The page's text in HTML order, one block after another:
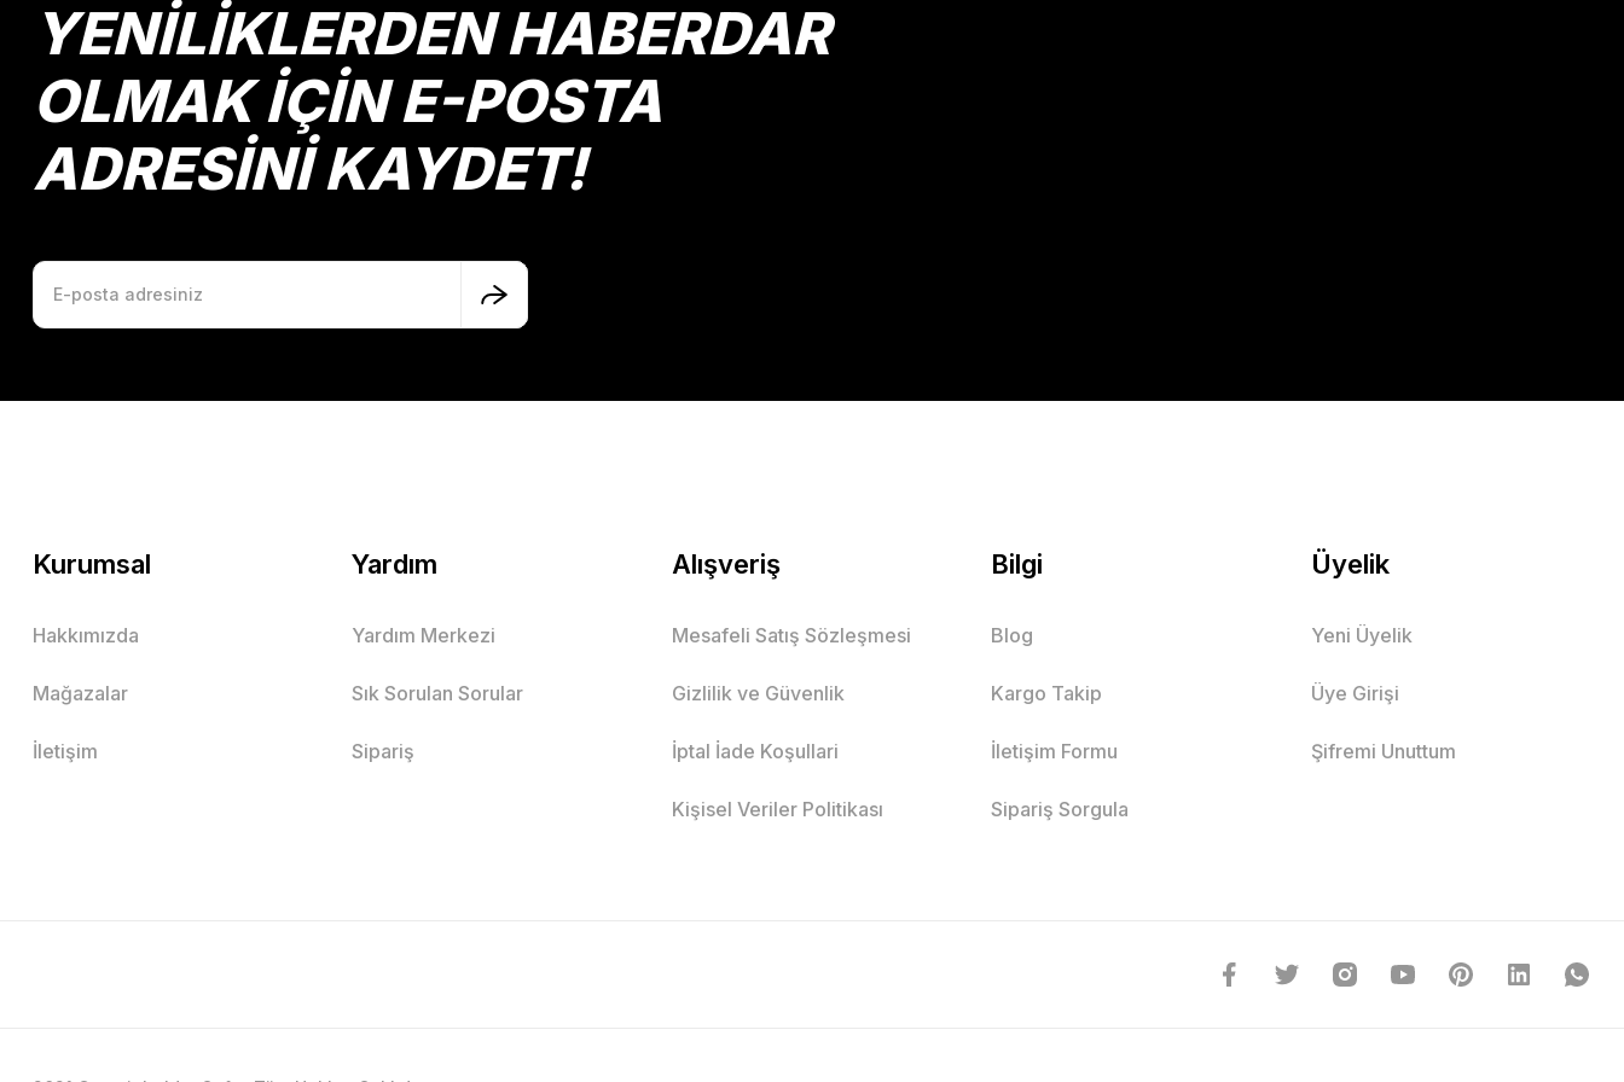
Ürün fiyatı diğer sitelerden daha pahalı.
Bu ürüne benzer farklı alternatifler olmalı.
YENİLİKLERDEN HABERDAR
OLMAK İÇİN E-POSTA
ADRESİNİ KAYDET!
Kurumsal
Hakkımızda
Mağazalar
İletişim
Yardım
Yardım Merkezi
Sık Sorulan Sorular
Sipariş
Alışveriş
Mesafeli Satış Sözleşmesi
Gizlilik ve Güvenlik
İptal İade Koşullari
Kişisel Veriler Politikası
Bilgi
Blog
Kargo Takip
İletişim Formu
Sipariş Sorgula
Üyelik
Yeni Üyelik
Üye Girişi
Şifremi Unuttum